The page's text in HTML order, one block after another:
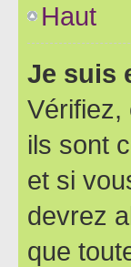
Haut
Je suis
Vérifiez,
ils sont
et si
devrez
que